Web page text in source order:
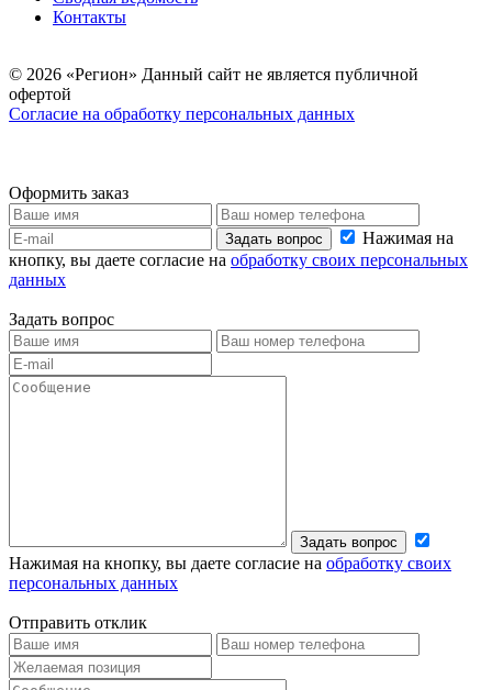
Контакты
© 2026 «Регион» Данный сайт не является публичной
офертой
Согласие на обработку персональных данных
Оформить заказ
Задать вопрос
Нажимая на
кнопку, вы даете согласие на обработку своих персональных
данных
Задать вопрос
Задать вопрос
Нажимая на кнопку, вы даете согласие на обработку своих
персональных данных
Отправить отклик